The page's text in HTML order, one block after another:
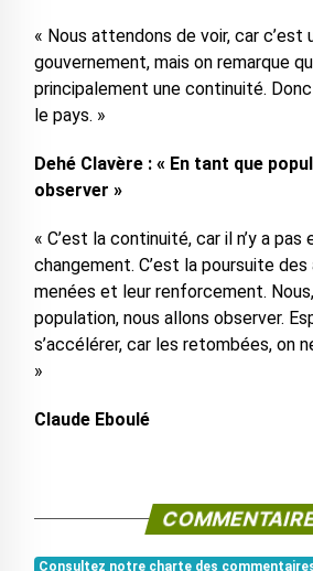
« Nous attendons de voir, car c’est
gouvernement, mais on remarque
principalement une continuité.
le pays. »
Dehé Clavère : « En tant que
observer »
« C’est la continuité, car il n’y a pas
changement. C’est la poursuite
menées et leur renforcement.
population, nous allons observer.
s’accélérer, car les retombées, on
»
Claude Eboulé
Consultez notre charte des